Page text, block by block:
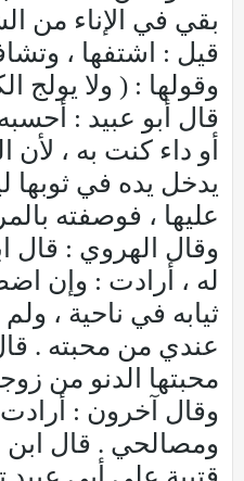
بقي في الإناء من
قيل : اشتفها ،
وقولها : ( ولا يولج
قال أبو عبيد :
أو داء كنت به ، لأن
يدخل يده في
عليها ، فوصفته
وقال الهروي : قال
له ، أرادت : وإن
ثيابه في ناحية ،
عندي من محبته .
محبتها الدنو من
وقال آخرون : أرادت
ومصالحي . قال ابن